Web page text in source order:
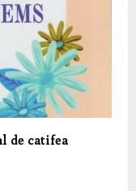
de catifea